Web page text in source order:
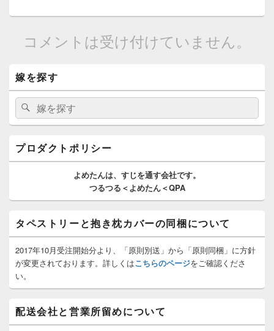
コメントは受け付けていません。
イ
ン
サ
ド
ー
ッ
エ
リ
嫁を探す
検
索:
検
索
プロダクトポリシー
よめたんは、 すじを通す会社です。
つるつる＜よめたん＜QPA
タペストリーと抱き枕カバーの同梱について
2017年10月受注開始分より、「原則別送」から「原則同梱」に方針
が変更されております。詳しくはこちらのページをご確認くださ
い。
配送会社と営業所留めについて